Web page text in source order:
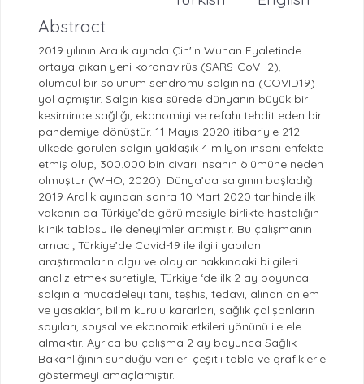
Abstract
2019 yılının Aralık ayında Çin'in Wuhan Eyaletinde
ortaya çıkan yeni koronavirüs (SARS-CoV- 2),
ölümcül bir solunum sendromu salgınına (COVID19)
yol açmıştır. Salgın kısa sürede dünyanın büyük bir
kesiminde sağlığı, ekonomiyi ve refahı tehdit eden bir
pandemiye dönüştür. 11 Mayıs 2020 itibariyle 212
ülkede görülen salgın yaklaşık 4 milyon insanı enfekte
etmiş olup, 300.000 bin civarı insanın ölümüne neden
olmuştur (WHO, 2020). Dünya’da salgının başladığı
2019 Aralık ayından sonra 10 Mart 2020 tarihinde ilk
vakanın da Türkiye’de görülmesiyle birlikte hastalığın
klinik tablosu ile deneyimler artmıştır. Bu çalışmanın
amacı; Türkiye’de Covid-19 ile ilgili yapılan
araştırmaların olgu ve olaylar hakkındaki bilgileri
analiz etmek suretiyle, Türkiye ‘de ilk 2 ay boyunca
salgınla mücadeleyi tanı, teşhis, tedavi, alınan önlem
ve yasaklar, bilim kurulu kararları, sağlık çalışanların
sayıları, soysal ve ekonomik etkileri yönünü ile ele
almaktır. Ayrıca bu çalışma 2 ay boyunca Sağlık
Bakanlığının sunduğu verileri çeşitli tablo ve grafiklerle
göstermeyi amaçlamıştır.